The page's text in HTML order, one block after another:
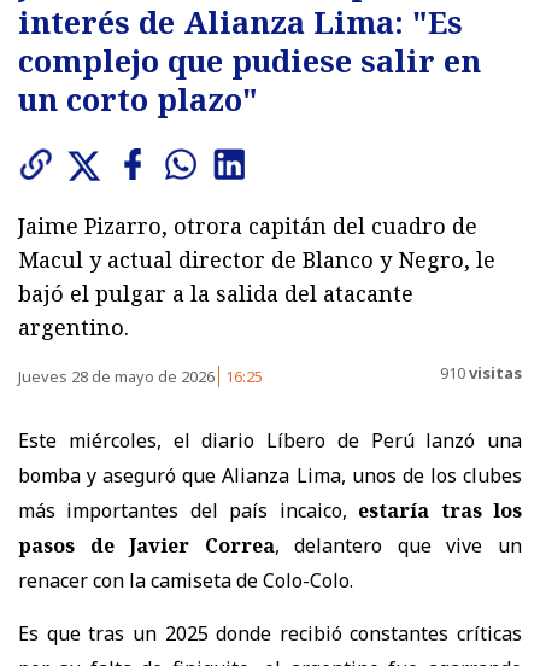
interés de Alianza Lima: "Es
complejo que pudiese salir en
un corto plazo"
Jaime Pizarro, otrora capitán del cuadro de
Macul y actual director de Blanco y Negro, le
bajó el pulgar a la salida del atacante
argentino.
Jueves 28 de mayo de 2026 16:25 910visitas
Este miércoles, el diario Líbero de Perú lanzó una
bomba y aseguró que Alianza Lima, unos de los clubes
más importantes del país incaico, estaría tras los
pasos de Javier Correa, delantero que vive un
renacer con la camiseta de Colo-Colo.
Es que tras un 2025 donde recibió constantes críticas